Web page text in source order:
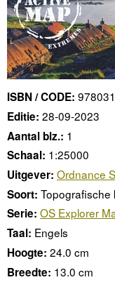
ISBN / CODE:
Editie: 28-09-2023
Aantal blz.: 1
Schaal: 1:25000
Uitgever: Ordnance
Soort: Topografische
Serie: OS Explorer
Taal: Engels
Hoogte: 24.0 cm
Breedte: 13.0 cm